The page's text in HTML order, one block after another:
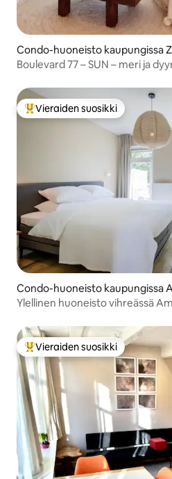
Condo-huoneisto kaupungissa
Boulevard 77 – SUN – meri ja
Vieraiden suosikkien
Vieraiden suosikki
Condo-huoneisto kaupungissa
Ylellinen huoneisto vihreässä
Vieraiden suosikkien
Vieraiden suosikki